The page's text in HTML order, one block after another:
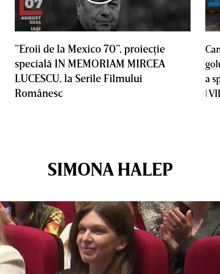
”Eroii de la Mexico 70”, proiecţie
specială IN MEMORIAM MIRCEA
LUCESCU, la Serile Filmului
Românesc
a
|
SIMONA HALEP